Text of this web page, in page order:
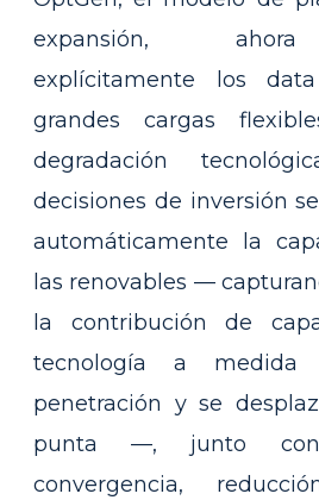
expansión,
explícitamente los
grandes cargas
degradación
decisiones de inversión
automáticamente la
las renovables —
la contribución de
tecnología a
penetración y se
punta —, junto
convergencia,